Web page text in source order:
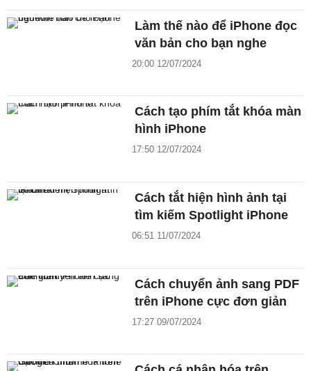
Làm thế nào để iPhone đọc
văn bản cho bạn nghe
20:00 12/07/2024
Cách tạo phím tắt khóa màn
hình iPhone
17:50 12/07/2024
Cách tắt hiện hình ảnh tại
tìm kiếm Spotlight iPhone
06:51 11/07/2024
Cách chuyển ảnh sang PDF
trên iPhone cực đơn giản
17:27 09/07/2024